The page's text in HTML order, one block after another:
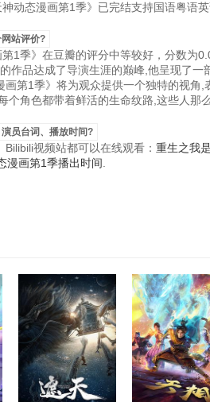
动态漫画第1季》已完结支持国语粤语
站评价?
1季》在豆瓣的评分中等较好，分数为
作品达成了导演生涯的巅峰,他呈现了
第1季》将为观众提供一个独特的视角,
个角色都带着鲜活的生命纹路,这些人那
员台词、播放时间?
视频站都可以在线观看： 重生之我
漫画第1季播出时间